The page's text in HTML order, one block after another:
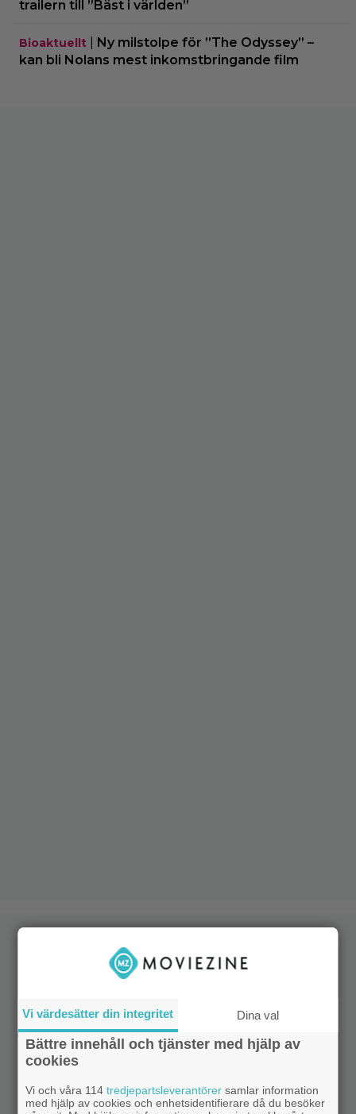
trailern till ”Bäst i världen”
Bioaktuellt
Ny milstolpe för ”The Odyssey” –
kan bli Nolans mest inkomstbringande film
Vi värdesätter din integritet Dina val
Bättre innehåll och tjänster med hjälp av
cookies
Vi och våra 114tredjepartsleverantörer samlar information
med hjälp av cookies och enhetsidentifierare då du besöker